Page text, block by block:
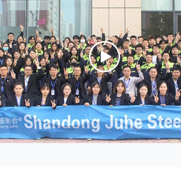
JUHE çelik bizim için çok
süresi ile acil mallarımızı
ederiz, teslim etmeden
kalite de çok
gereksinimlerime uygun..
------ Julia.